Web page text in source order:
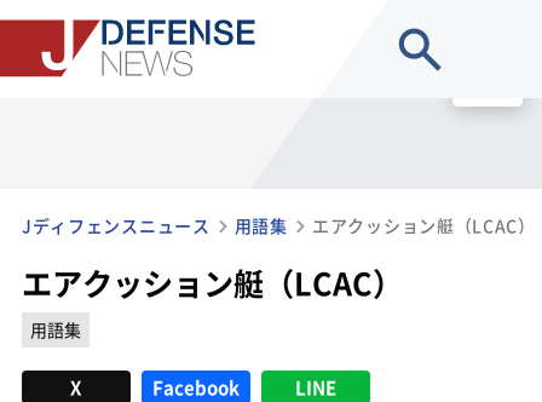
Jディフェンスニュース 用語集 エアクッション艇（LCAC）
エアクッション艇（LCAC）
用語集
X Facebook LINE